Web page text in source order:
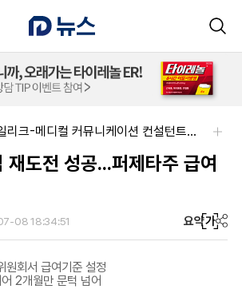
주식회사 에일리크-메디컬 커뮤니케이션 컨설턴트(Associate) / 메디컬라이터 채용
재도전 성공...퍼제타주 급여
08 18:34:51 요약가
원회서 급여기준 설정
2개월만 문턱 넘어